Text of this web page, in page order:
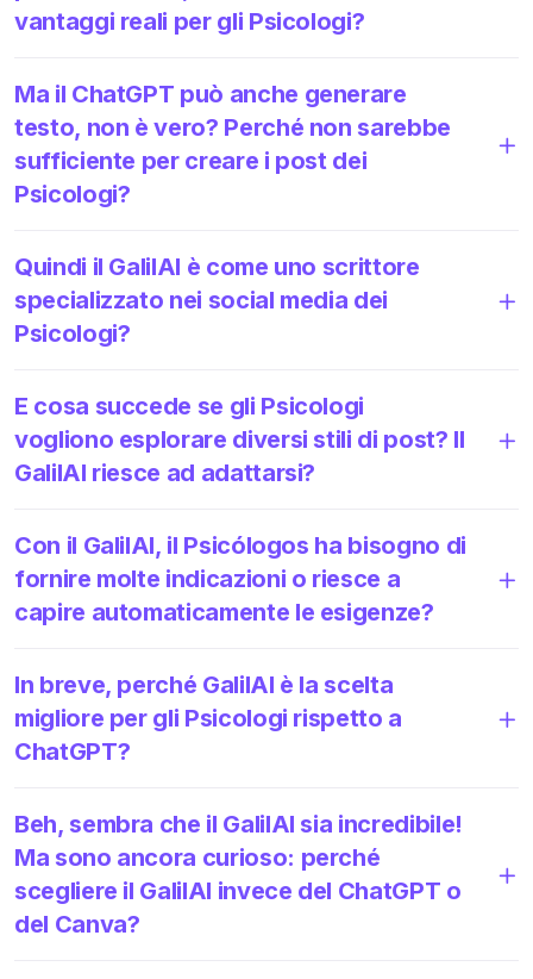
vantaggi reali per gli Psicologi?
Ma il ChatGPT può anche generare
testo, non è vero? Perché non sarebbe
sufficiente per creare i post dei
Psicologi?
Quindi il GalilAI è come uno scrittore
specializzato nei social media dei
Psicologi?
E cosa succede se gli Psicologi
vogliono esplorare diversi stili di post? Il
GalilAI riesce ad adattarsi?
Con il GalilAI, il Psicólogos ha bisogno di
fornire molte indicazioni o riesce a
capire automaticamente le esigenze?
In breve, perché GalilAI è la scelta
migliore per gli Psicologi rispetto a
ChatGPT?
Beh, sembra che il GalilAI sia incredibile!
Ma sono ancora curioso: perché
scegliere il GalilAI invece del ChatGPT o
del Canva?